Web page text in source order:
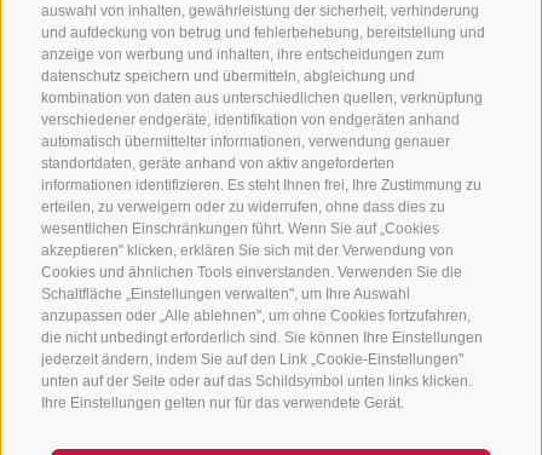
auswahl von inhalten, gewährleistung der sicherheit, verhinderung
und aufdeckung von betrug und fehlerbehebung, bereitstellung und
anzeige von werbung und inhalten, ihre entscheidungen zum
datenschutz speichern und übermitteln, abgleichung und
kombination von daten aus unterschiedlichen quellen, verknüpfung
verschiedener endgeräte, identifikation von endgeräten anhand
automatisch übermittelter informationen, verwendung genauer
standortdaten, geräte anhand von aktiv angeforderten
informationen identifizieren. Es steht Ihnen frei, Ihre Zustimmung zu
erteilen, zu verweigern oder zu widerrufen, ohne dass dies zu
wesentlichen Einschränkungen führt. Wenn Sie auf „Cookies
akzeptieren" klicken, erklären Sie sich mit der Verwendung von
Cookies und ähnlichen Tools einverstanden. Verwenden Sie die
Schaltfläche „Einstellungen verwalten", um Ihre Auswahl
anzupassen oder „Alle ablehnen", um ohne Cookies fortzufahren,
die nicht unbedingt erforderlich sind. Sie können Ihre Einstellungen
jederzeit ändern, indem Sie auf den Link „Cookie-Einstellungen"
unten auf der Seite oder auf das Schildsymbol unten links klicken.
Ihre Einstellungen gelten nur für das verwendete Gerät.